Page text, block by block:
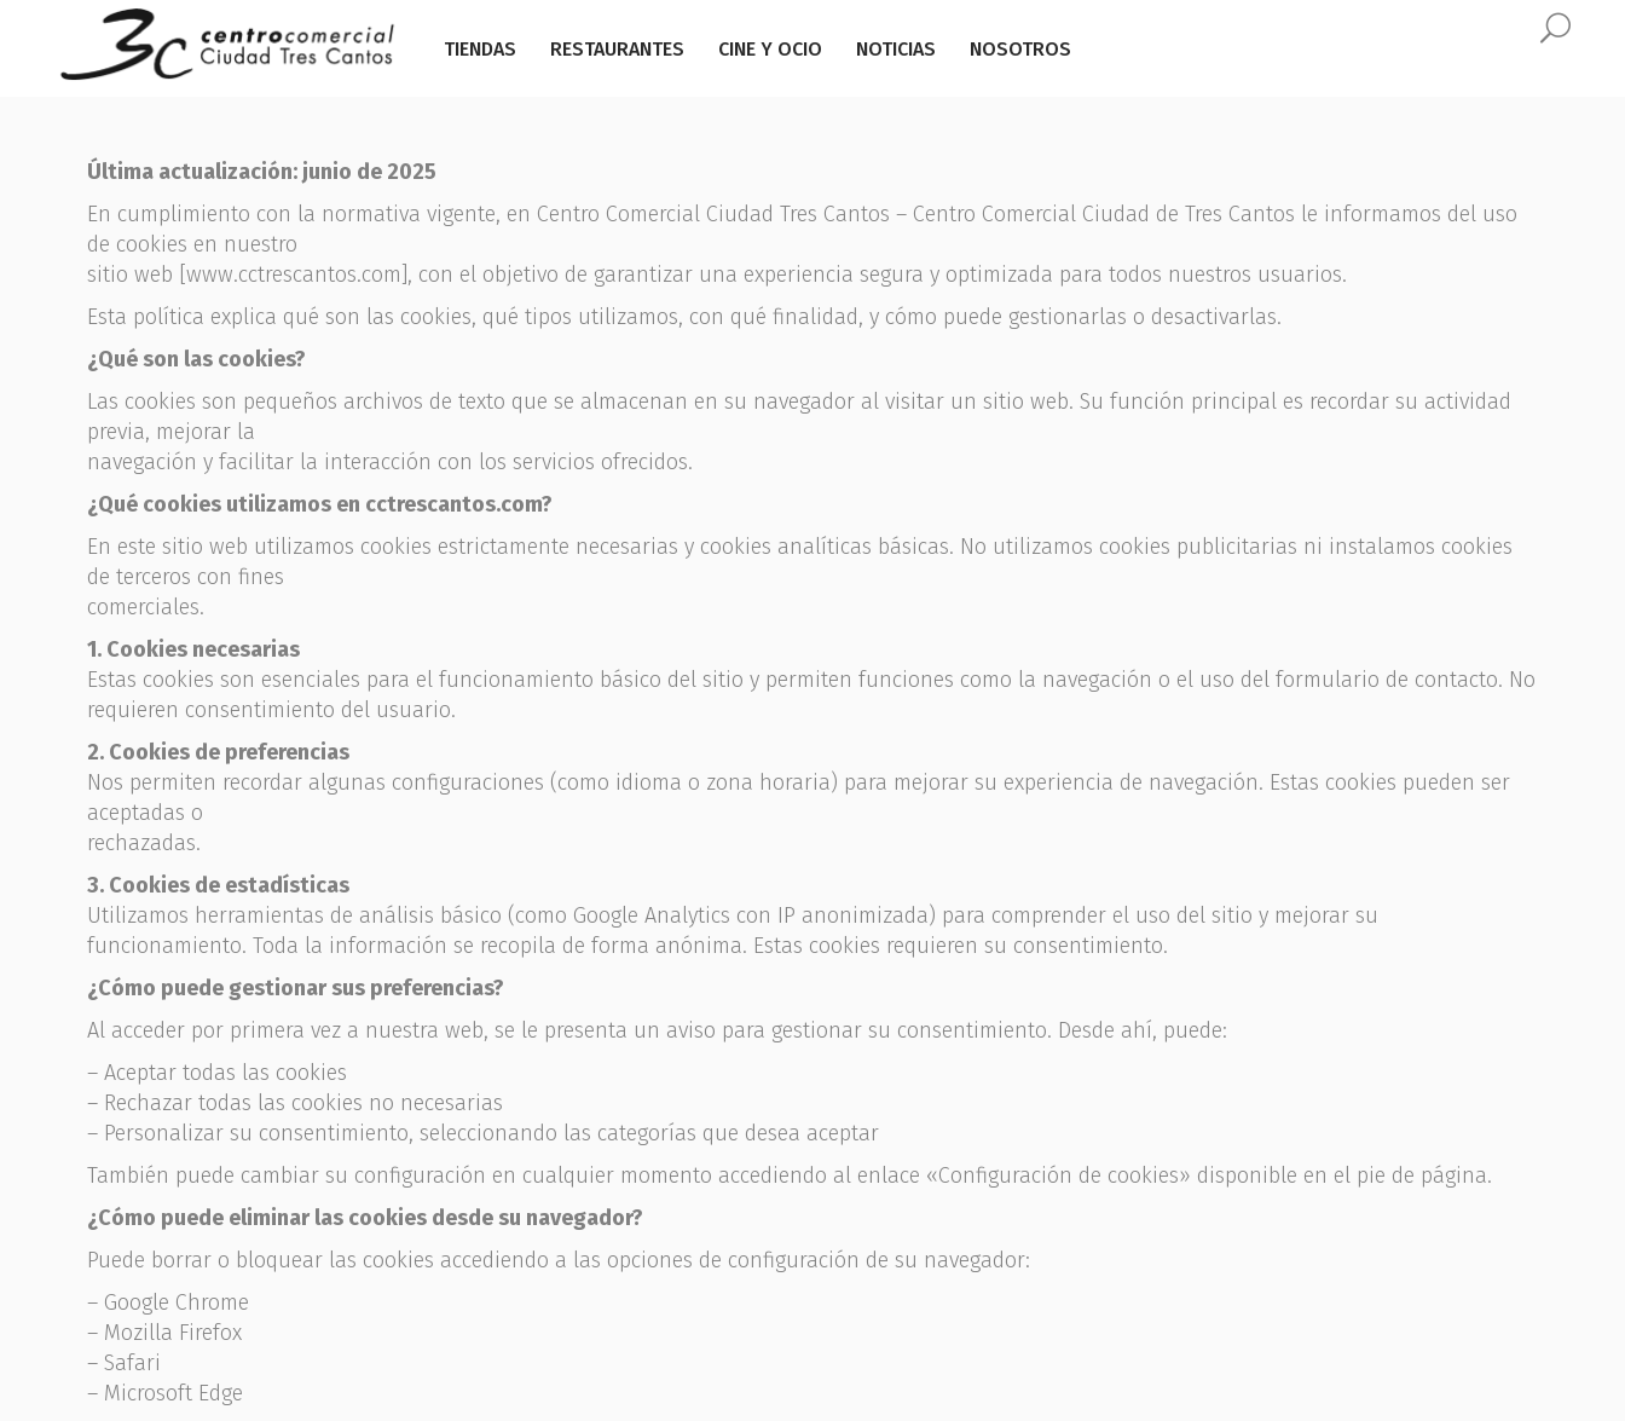
TIENDAS RESTAURANTES CINE Y OCIO NOTICIAS NOSOTROS
Última actualización: junio de 2025
En cumplimiento con la normativa vigente, en Centro Comercial Ciudad Tres Cantos – Centro Comercial Ciudad de Tres Cantos le informamos del uso
de cookies en nuestro
sitio web [www.cctrescantos.com], con el objetivo de garantizar una experiencia segura y optimizada para todos nuestros usuarios.
Esta política explica qué son las cookies, qué tipos utilizamos, con qué finalidad, y cómo puede gestionarlas o desactivarlas.
¿Qué son las cookies?
Las cookies son pequeños archivos de texto que se almacenan en su navegador al visitar un sitio web. Su función principal es recordar su actividad
previa, mejorar la
navegación y facilitar la interacción con los servicios ofrecidos.
¿Qué cookies utilizamos en cctrescantos.com?
En este sitio web utilizamos cookies estrictamente necesarias y cookies analíticas básicas. No utilizamos cookies publicitarias ni instalamos cookies
de terceros con fines
comerciales.
1. Cookies necesarias
Estas cookies son esenciales para el funcionamiento básico del sitio y permiten funciones como la navegación o el uso del formulario de contacto. No
requieren consentimiento del usuario.
2. Cookies de preferencias
Nos permiten recordar algunas configuraciones (como idioma o zona horaria) para mejorar su experiencia de navegación. Estas cookies pueden ser
aceptadas o
rechazadas.
3. Cookies de estadísticas
Utilizamos herramientas de análisis básico (como Google Analytics con IP anonimizada) para comprender el uso del sitio y mejorar su
funcionamiento. Toda la información se recopila de forma anónima. Estas cookies requieren su consentimiento.
¿Cómo puede gestionar sus preferencias?
Al acceder por primera vez a nuestra web, se le presenta un aviso para gestionar su consentimiento. Desde ahí, puede:
– Aceptar todas las cookies
– Rechazar todas las cookies no necesarias
– Personalizar su consentimiento, seleccionando las categorías que desea aceptar
También puede cambiar su configuración en cualquier momento accediendo al enlace «Configuración de cookies» disponible en el pie de página.
¿Cómo puede eliminar las cookies desde su navegador?
Puede borrar o bloquear las cookies accediendo a las opciones de configuración de su navegador:
– Google Chrome
– Mozilla Firefox
– Safari
– Microsoft Edge